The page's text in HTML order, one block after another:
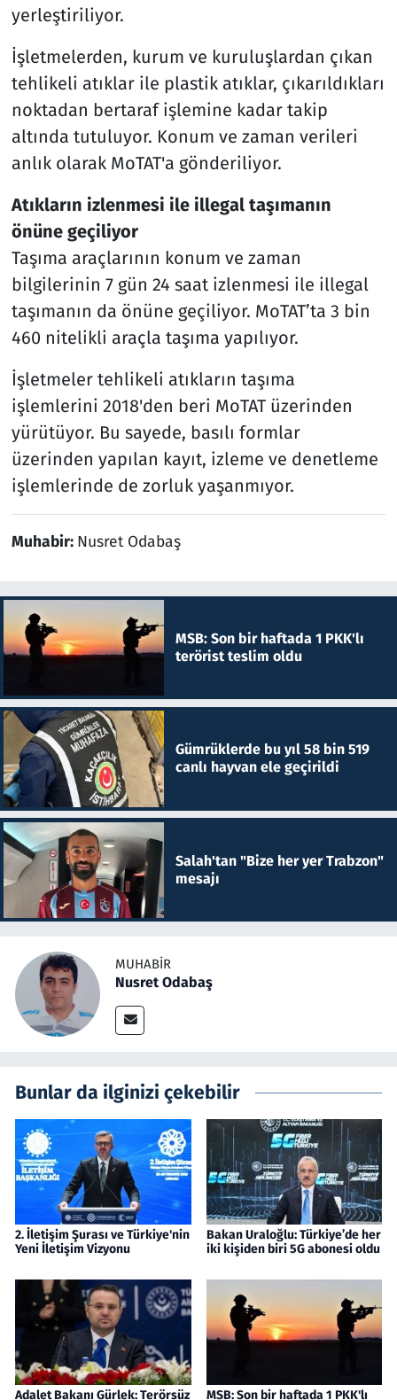
yerleştiriliyor.
İşletmelerden, kurum ve kuruluşlardan çıkan
tehlikeli atıklar ile plastik atıklar, çıkarıldıkları
noktadan bertaraf işlemine kadar takip
altında tutuluyor. Konum ve zaman verileri
anlık olarak MoTAT'a gönderiliyor.
Atıkların izlenmesi ile illegal taşımanın
önüne geçiliyor
Taşıma araçlarının konum ve zaman
bilgilerinin 7 gün 24 saat izlenmesi ile illegal
taşımanın da önüne geçiliyor. MoTAT’ta 3 bin
460 nitelikli araçla taşıma yapılıyor.
İşletmeler tehlikeli atıkların taşıma
işlemlerini 2018'den beri MoTAT üzerinden
yürütüyor. Bu sayede, basılı formlar
üzerinden yapılan kayıt, izleme ve denetleme
işlemlerinde de zorluk yaşanmıyor.
Muhabir: Nusret Odabaş
MSB: Son bir haftada 1 PKK'lı
terörist teslim oldu
Gümrüklerde bu yıl 58 bin 519
canlı hayvan ele geçirildi
Salah'tan "Bize her yer Trabzon"
mesajı
MUHABIR
Nusret Odabaş
Bunlar da ilginizi çekebilir
2. İletişim Şurası ve Türkiye'nin
Yeni İletişim Vizyonu
Bakan Uraloğlu: Türkiye’de her
iki kişiden biri 5G abonesi oldu
Adalet Bakanı Gürlek: Terörsüz MSB: Son bir haftada 1 PKK'lı